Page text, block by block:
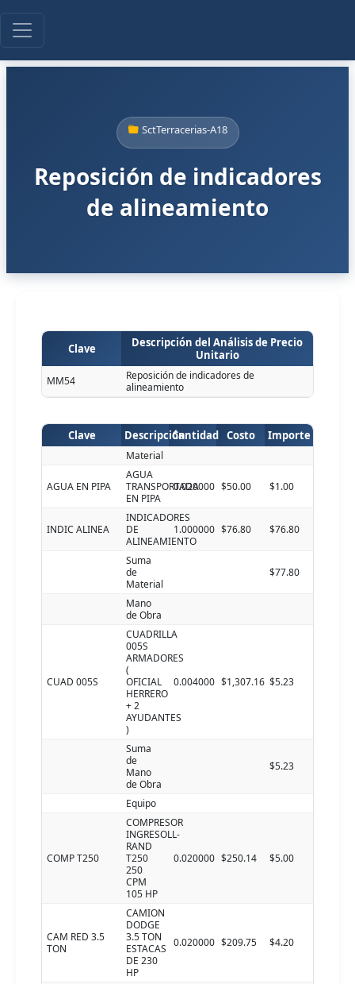
SctTerracerias-A18
Reposición de indicadores
de alineamiento
Clave
Descripción del Análisis de Precio
Unitario
MM54
Reposición de indicadores de
alineamiento
Clave DescripciónCantidad Costo Importe
Material
AGUA EN PIPA
AGUA
TRANSPORTADA
EN PIPA
0.020000 $50.00 $1.00
INDIC ALINEA
INDICADORES
DE
ALINEAMIENTO
1.000000 $76.80 $76.80
Suma
de
Material
$77.80
Mano
de Obra
CUAD 005S
CUADRILLA
005S
ARMADORES
(
OFICIAL
HERRERO
+ 2
AYUDANTES
)
0.004000 $1,307.16 $5.23
Suma
de
Mano
de Obra
$5.23
Equipo
COMP T250
COMPRESOR
INGRESOLL-
RAND
T250
250
CPM
105 HP
0.020000 $250.14 $5.00
CAM RED 3.5
TON
CAMION
DODGE
3.5 TON
ESTACAS
DE 230
HP
0.020000 $209.75 $4.20